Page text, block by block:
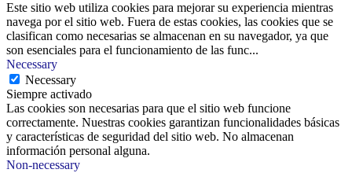
Este sitio web utiliza cookies para mejorar su experiencia mientras
navega por el sitio web. Fuera de estas cookies, las cookies que se
clasifican como necesarias se almacenan en su navegador, ya que
son esenciales para el funcionamiento de las func...
Necessary
Necessary
Siempre activado
Las cookies son necesarias para que el sitio web funcione
correctamente. Nuestras cookies garantizan funcionalidades básicas
y características de seguridad del sitio web. No almacenan
información personal alguna.
Non-necessary